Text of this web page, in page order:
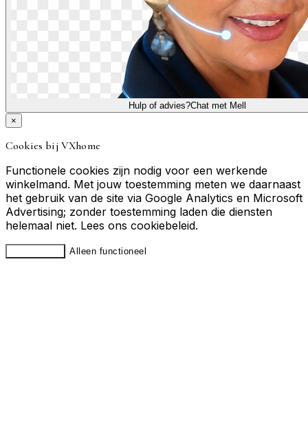
Hulp of advies?Chat met Mell
×
Cookies bij VXhome
Functionele cookies zijn nodig voor een werkende
winkelmand. Met jouw toestemming meten we daarnaast
het gebruik van de site via Google Analytics en Microsoft
Advertising; zonder toestemming laden die diensten
helemaal niet. Lees ons cookiebeleid.
Alleen functioneel